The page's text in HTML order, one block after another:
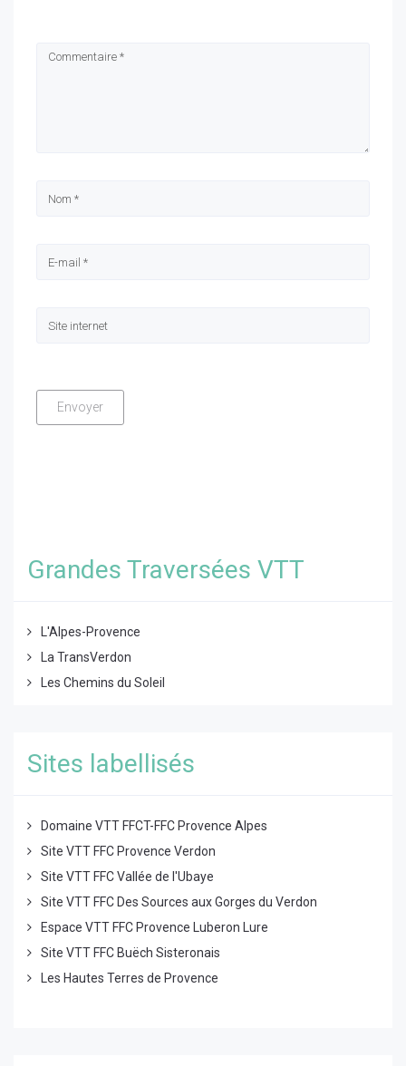
Grandes Traversées VTT
L'Alpes-Provence
La TransVerdon
Les Chemins du Soleil
Sites labellisés
Domaine VTT FFCT-FFC Provence Alpes
Site VTT FFC Provence Verdon
Site VTT FFC Vallée de l'Ubaye
Site VTT FFC Des Sources aux Gorges du Verdon
Espace VTT FFC Provence Luberon Lure
Site VTT FFC Buëch Sisteronais
Les Hautes Terres de Provence